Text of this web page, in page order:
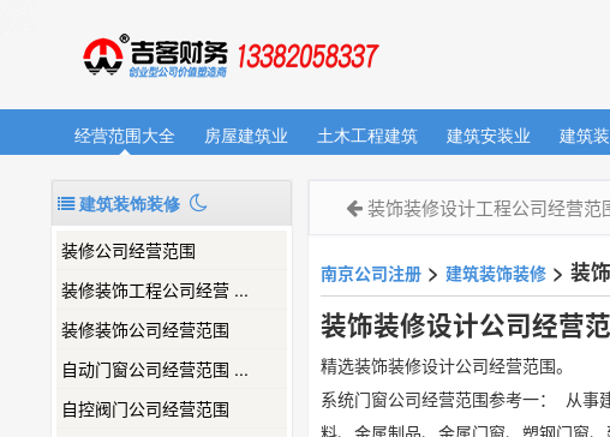
经营范围大全 房屋建筑业 土木工程建筑 建筑安装业 建筑
建筑装饰装修
装修公司经营范围
装修装饰工程公司经营 ...
装修装饰公司经营范围
自动门窗公司经营范围 ...
自控阀门公司经营范围
装饰装修设计工程公司经营范
南京公司注册 > 建筑装饰装修 > 装
装饰装修设计公司经营
精选装饰装修设计公司经营范围。
系统门窗公司经营范围参考一： 从事
料、金属制品、金属门窗、塑钢门窗